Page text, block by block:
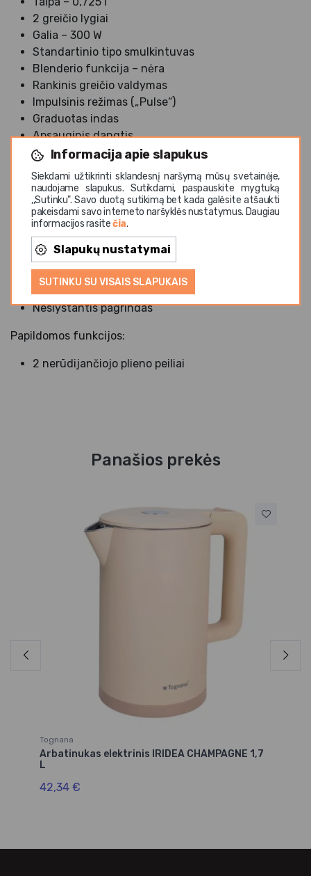
Informacija apie slapukus
Siekdami užtikrinti sklandesnį naršymą mūsų svetainėje,
naudojame slapukus. Sutikdami, paspauskite mygtuką
,,Sutinku". Savo duotą sutikimą bet kada galėsite atšaukti
pakeisdami savo interneto naršyklės nustatymus. Daugiau
informacijos rasitečia.
Slapukų nustatymai
SUTINKU SU VISAIS SLAPUKAIS
2 greičio lygiai
Galia – 300 W
Standartinio tipo smulkintuvas
Blenderio funkcija – nėra
Rankinis greičio valdymas
Impulsinis režimas („Pulse“)
Graduotas indas
Apsauginis dangtis
Saugos sistema
Neslystantis pagrindas
Laido suvyniojimo funkcijos nėra
Netinka plauti indaplovėje
Komplekte – 1 indas
Papildomos savybės:
Dangtis su apsaugine sistema
Pilnai išardomas lengvesniam valymui
Neslystantis pagrindas
Papildomos funkcijos:
2 nerūdijančiojo plieno peiliai
Panašios prekės
Tognana
Arbatinukas elektrinis IRIDEA CHAMPAGNE 1,7
L
42,34 €